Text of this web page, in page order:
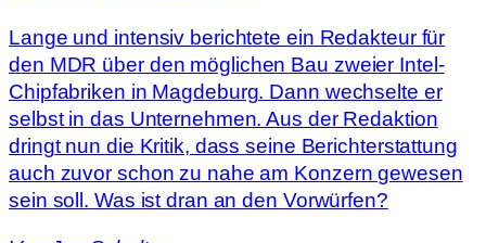
Lange und intensiv berichtete ein Redakteur für
den MDR über den möglichen Bau zweier Intel-
Chipfabriken in Magdeburg. Dann wechselte er
selbst in das Unternehmen. Aus der Redaktion
dringt nun die Kritik, dass seine Berichterstattung
auch zuvor schon zu nahe am Konzern gewesen
sein soll. Was ist dran an den Vorwürfen?